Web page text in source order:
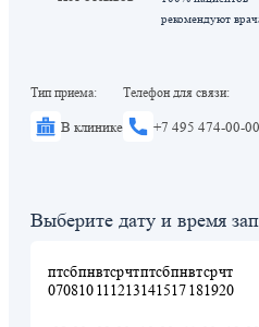
рекомендуют
Тип приема:
В клинике
Телефон для связи:
+7 495 474-00-00
Выберите дату и время
пт
07
сб
08
пн
10
вт
11
ср
12
чт
13
пт
14
сб
15
пн
17
вт
18
ср
19
чт
20